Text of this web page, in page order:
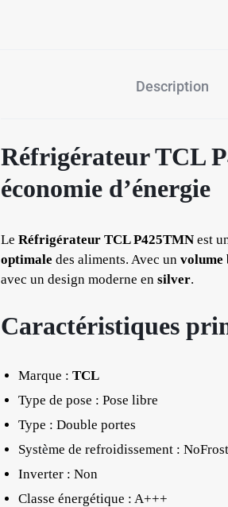
Description
Réfrigérateur TCL
économie d’énergie
Le Réfrigérateur TCL P425TMN est
optimale des aliments. Avec un volume
avec un design moderne en silver.
Caractéristiques
Marque :TCL
Type de pose : Pose libre
Type : Double portes
Système de refroidissement :
Inverter : Non
Classe énergétique : A+++